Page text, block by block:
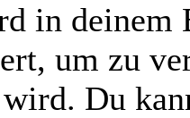
in deinem
um zu
Du